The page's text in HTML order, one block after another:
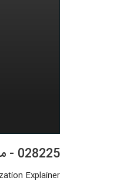
028225 - مدیریت زیست محیطی (Environmental Management)
Explainer